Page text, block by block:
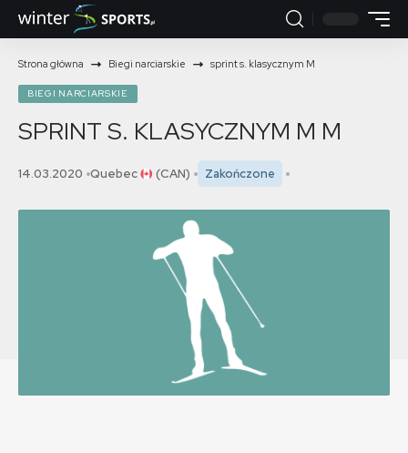
Strona główna Biegi narciarskie sprint s. klasycznym M
BIEGI NARCIARSKIE
SPRINT S. KLASYCZNYM M M
14.03.2020 Quebec (CAN) Zakończone